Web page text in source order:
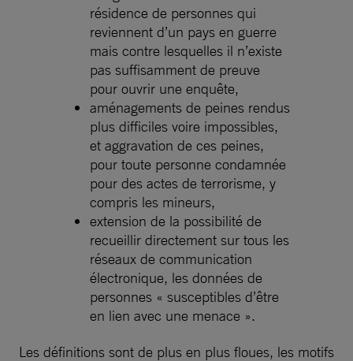
résidence de personnes qui
reviennent d’un pays en guerre
mais contre lesquelles il n’existe
pas suffisamment de preuve
pour ouvrir une enquête,
aménagements de peines rendus
plus difficiles voire impossibles,
et aggravation de ces peines,
pour toute personne condamnée
pour des actes de terrorisme, y
compris les mineurs,
extension de la possibilité de
recueillir directement sur tous les
réseaux de communication
électronique, les données de
personnes « susceptibles d’être
en lien avec une menace ».
Les définitions sont de plus en plus floues, les motifs